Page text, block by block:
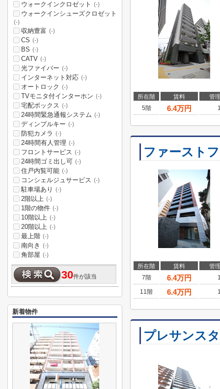
所在階 賃料
管
5階
6.4万円
ファースト
所在階 賃料
管
7階
6.4万円
11階 6.4万円
プレサンス
ウォークインクロゼット (-)
ウォークインシューズクロゼット
(-)
収納豊富 (-)
CS (-)
BS (-)
CATV (-)
光ファイバー (-)
インターネット対応 (-)
オートロック (-)
TVモニタ付インターホン (-)
宅配ボックス (-)
24時間緊急通報システム (-)
ディンプルキー (-)
防犯カメラ (-)
24時間有人管理 (-)
フロントサービス (-)
24時間ゴミ出し可 (-)
住戸内覧可能 (-)
コンシェルジュサービス (-)
駐車場あり (-)
2階以上 (-)
1階の物件 (-)
10階以上 (-)
20階以上 (-)
最上階 (-)
南向き (-)
角部屋 (-)
30件が該当
新着物件